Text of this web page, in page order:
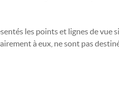
les points et lignes de vue
à eux, ne sont pas